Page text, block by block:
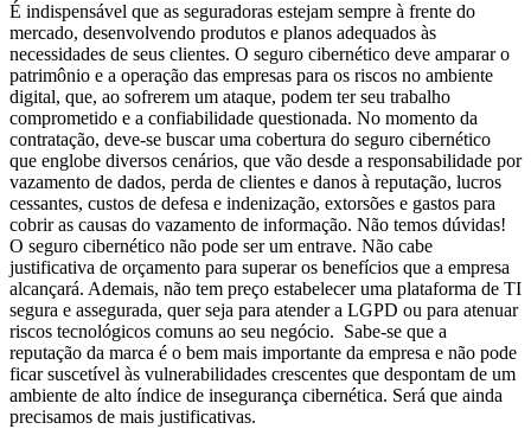
É indispensável que as seguradoras estejam sempre à frente do
mercado, desenvolvendo produtos e planos adequados às
necessidades de seus clientes. O seguro cibernético deve amparar o
patrimônio e a operação das empresas para os riscos no ambiente
digital, que, ao sofrerem um ataque, podem ter seu trabalho
comprometido e a confiabilidade questionada. No momento da
contratação, deve-se buscar uma cobertura do seguro cibernético
que englobe diversos cenários, que vão desde a responsabilidade por
vazamento de dados, perda de clientes e danos à reputação, lucros
cessantes, custos de defesa e indenização, extorsões e gastos para
cobrir as causas do vazamento de informação. Não temos dúvidas!
O seguro cibernético não pode ser um entrave. Não cabe
justificativa de orçamento para superar os benefícios que a empresa
alcançará. Ademais, não tem preço estabelecer uma plataforma de TI
segura e assegurada, quer seja para atender a LGPD ou para atenuar
riscos tecnológicos comuns ao seu negócio. Sabe-se que a
reputação da marca é o bem mais importante da empresa e não pode
ficar suscetível às vulnerabilidades crescentes que despontam de um
ambiente de alto índice de insegurança cibernética. Será que ainda
precisamos de mais justificativas.